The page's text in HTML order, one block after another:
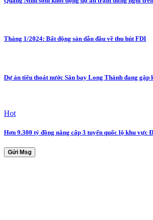
Tháng 1/2024: Bất động sản dẫn đầu về thu hút FDI
Dự án tiêu thoát nước Sân bay Long Thành đang gặp
Hot
Hơn 9.300 tỷ đồng nâng cấp 3 tuyến quốc lộ khu vực
Gửi Msg